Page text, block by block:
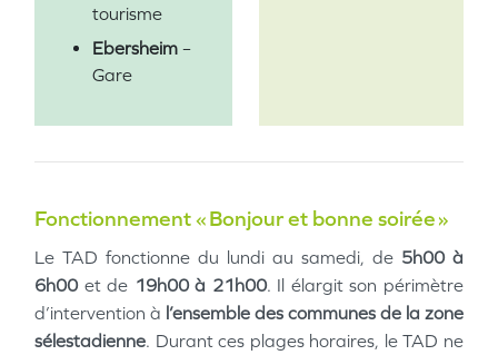
tourisme
Ebersheim –
Gare
Fonctionnement « Bonjour et bonne soirée »
Le TAD fonctionne du lundi au samedi, de 5h00 à
6h00et de 19h00 à 21h00. Il élargit son périmètre
d’intervention à l’ensemble des communes de la zone
sélestadienne. Durant ces plages horaires, le TAD ne